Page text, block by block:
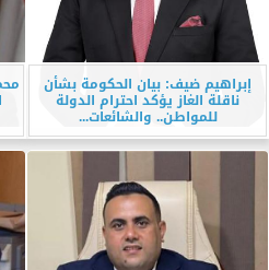
إبراهيم ضيف: بيان الحكومة بشأن
ناقلة الغاز يؤكد احترام الدولة
للمواطن.. والشائعات...